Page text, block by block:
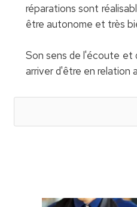
réparations sont
être autonome et très
Son sens de l'écoute et
arriver d'être en relation